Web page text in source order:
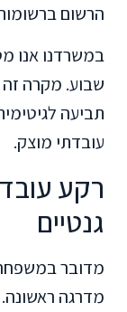
הרשום
במשרדנו אנו
שבוע. מקרה זה
תביעה
עובדתי מוצק.
רקע
גנטיים
מדובר
מדרגה ראשונה.